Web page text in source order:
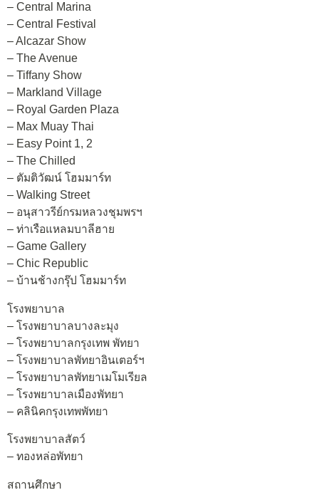
– Central Marina
– Central Festival
– Alcazar Show
– The Avenue
– Tiffany Show
– Markland Village
– Royal Garden Plaza
– Max Muay Thai
– Easy Point 1, 2
– The Chilled
– ตัมติวัฒน์ โฮมมาร์ท
– Walking Street
– อนุสาวรีย์กรมหลวงชุมพรฯ
– ท่าเรือแหลมบาลีฮาย
– Game Gallery
– Chic Republic
– บ้านช้างกรุ๊ป โฮมมาร์ท
โรงพยาบาล
– โรงพยาบาลบางละมุง
– โรงพยาบาลกรุงเทพ พัทยา
– โรงพยาบาลพัทยาอินเตอร์ฯ
– โรงพยาบาลพัทยาเมโมเรียล
– โรงพยาบาลเมืองพัทยา
– คลินิคกรุงเทพพัทยา
โรงพยาบาลสัตว์
– ทองหล่อพัทยา
สถานศึกษา